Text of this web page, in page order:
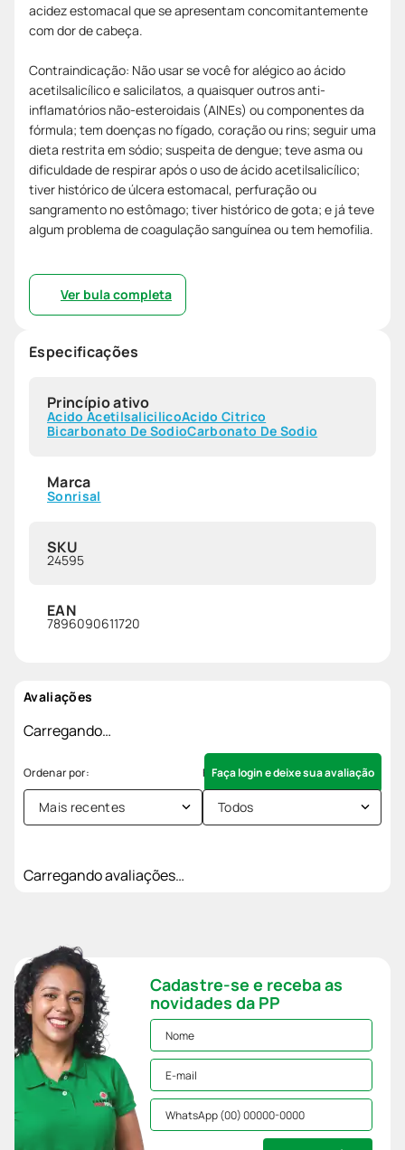
acidez estomacal que se apresentam concomitantemente
com dor de cabeça.
Contraindicação: Não usar se você for alégico ao ácido
acetilsalicílico e salicilatos, a quaisquer outros anti-
inflamatórios não-esteroidais (AINEs) ou componentes da
fórmula; tem doenças no fígado, coração ou rins; seguir uma
dieta restrita em sódio; suspeita de dengue; teve asma ou
dificuldade de respirar após o uso de ácido acetilsalicílico;
tiver histórico de úlcera estomacal, perfuração ou
sangramento no estômago; tiver histórico de gota; e já teve
algum problema de coagulação sanguínea ou tem hemofilia.
Ver bula completa
Especificações
Princípio ativo
Acido AcetilsalicilicoAcido Citrico
Bicarbonato De SodioCarbonato De Sodio
Marca
Sonrisal
SKU
24595
EAN
7896090611720
Avaliações
Carregando…
Faça login e deixe sua avaliação
Mais recentes Todos
Carregando avaliações…
Cadastre-se e receba as
novidades da PP